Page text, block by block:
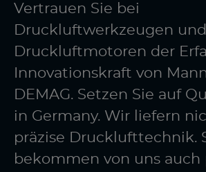
Vertrauen Sie bei
Druckluftwerkzeugen und
Druckluftmotoren der
Innovationskraft von
DEMAG. Setzen Sie auf
in Germany. Wir liefern
präzise Drucklufttechnik.
bekommen von uns auch